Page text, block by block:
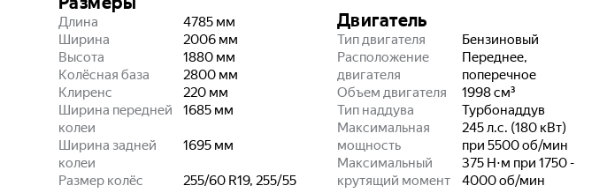
Длина 4785 мм
Ширина
2006 мм
Высота
1880 мм
Колёсная база
2800 мм
Клиренс
220 мм
Ширина передней
колеи
1685 мм
Ширина задней
колеи
1695 мм
Размер колёс
255/60 R19, 255/55
Двигатель
Тип двигателя
Бензиновый
Расположение
двигателя
Переднее,
поперечное
Объем двигателя
1998см³
Тип наддува
Турбонаддув
Максимальная
мощность
245 л.с. (180 кВт)
при 5500 об/мин
Максимальный
крутящий момент
375 Н⋅м при 1750 -
4000 об/мин